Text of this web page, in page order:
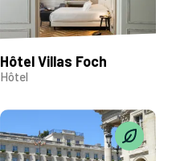
Hôtel Villas Foch
Hôtel